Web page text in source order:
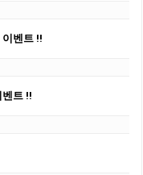
벤트 !!
트 !!